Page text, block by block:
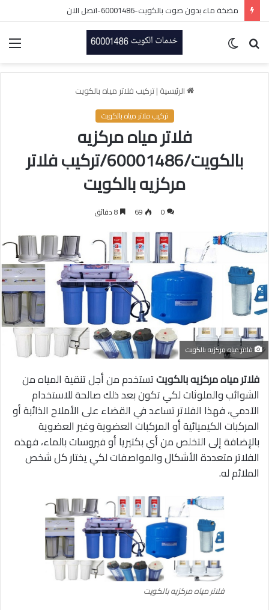
تصليح سخانات مركزيه الكويت/60001486/فني سخانات بالكويت
بحث
الرئيسية |تركيب فلاتر مياه بالكويت
تركيب فلاتر مياه بالكويت
فلاتر مياه مركزيه
بالكويت/60001486/تركيب فلاتر
مركزيه بالكويت
0
69
فلاتر مياه مركزيه بالكويت
فلاتر مياه مركزيه بالكويتتستخدم من أجل تنقية المياه من
الشوائب والملوثات لكي تكون بعد ذلك صالحة للاستخدام
الآدمي، فهذا الفلاتر تساعد في القضاء على الأملاح الذائبة أو
المركبات الكيميائية أو المركبات العضوية وغير العضوية
بالإضافة إلى التخلص من أي بكتيريا أو فيروسات بالماء، فهذه
الفلاتر متعددة الأشكال والمواصفات لكي يختار كل شخص
الملائم له.
فلاتر مياه مركزيه بالكويت